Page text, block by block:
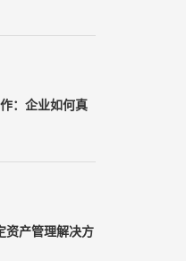
：企业如何真
资产管理解决方